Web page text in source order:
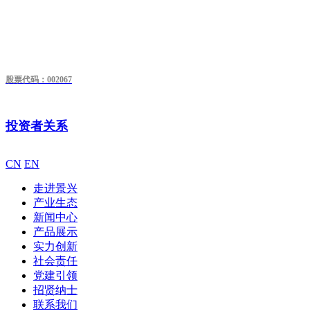
股票代码：002067
投资者关系
CN EN
走进景兴
产业生态
新闻中心
产品展示
实力创新
社会责任
党建引领
招贤纳士
联系我们